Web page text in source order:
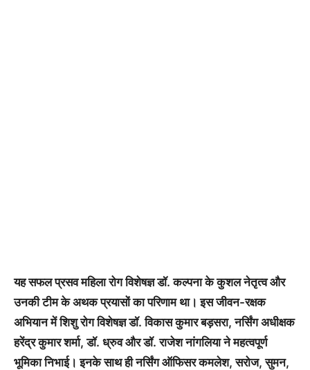
यह सफल प्रसव महिला रोग विशेषज्ञ डॉ. कल्पना के कुशल नेतृत्व और
उनकी टीम के अथक प्रयासों का परिणाम था। इस जीवन-रक्षक
अभियान में शिशु रोग विशेषज्ञ डॉ. विकास कुमार बड़सरा, नर्सिंग अधीक्षक
हरेंद्र कुमार शर्मा, डॉ. ध्रुव और डॉ. राजेश नांगलिया ने महत्वपूर्ण
भूमिका निभाई। इनके साथ ही नर्सिंग ऑफिसर कमलेश, सरोज, सुमन,